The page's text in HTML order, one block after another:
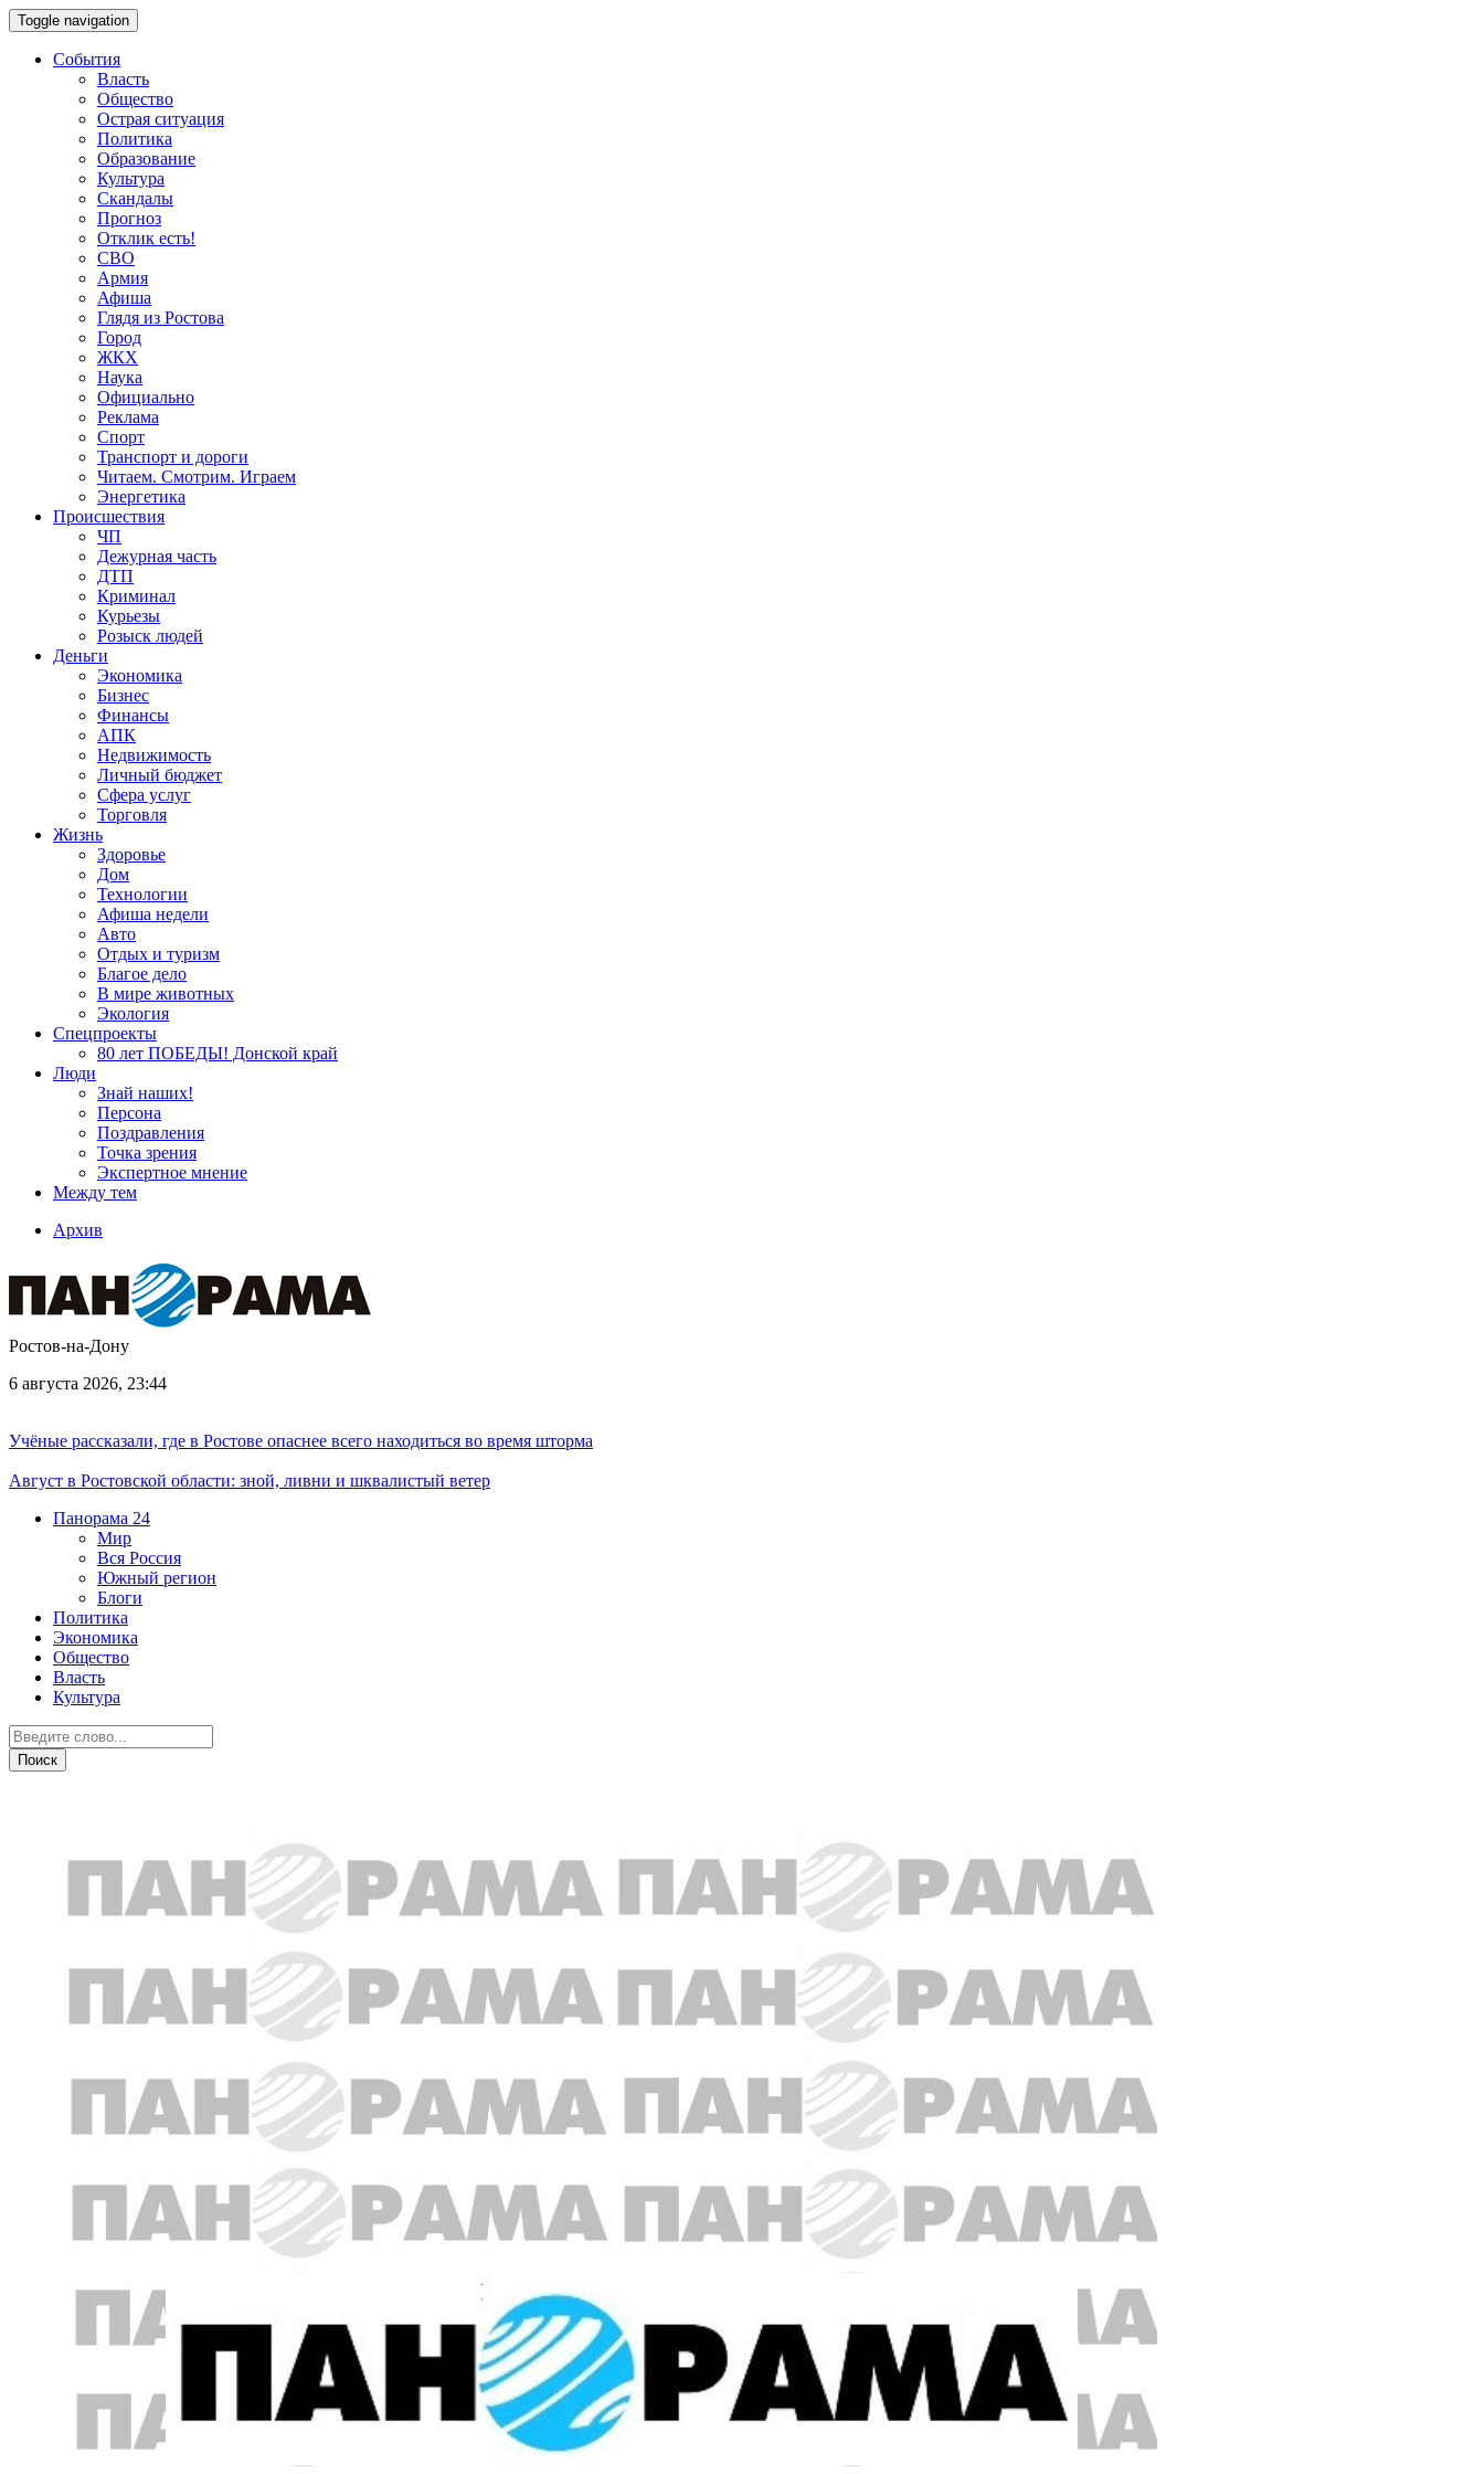
Toggle navigation
События
Власть
Общество
Острая ситуация
Политика
Образование
Культура
Скандалы
Прогноз
Отклик есть!
СВО
Армия
Афиша
Глядя из Ростова
Город
ЖКХ
Наука
Официально
Реклама
Спорт
Транспорт и дороги
Читаем. Смотрим. Играем
Энергетика
Происшествия
ЧП
Дежурная часть
ДТП
Криминал
Курьезы
Розыск людей
Деньги
Экономика
Бизнес
Финансы
АПК
Недвижимость
Личный бюджет
Сфера услуг
Торговля
Жизнь
Здоровье
Дом
Технологии
Афиша недели
Авто
Отдых и туризм
Благое дело
В мире животных
Экология
Спецпроекты
80 лет ПОБЕДЫ! Донской край
Люди
Знай наших!
Персона
Поздравления
Точка зрения
Экспертное мнение
Между тем
Архив
Ростов-на-Дону
6 августа 2026, 23:44
Учёные рассказали, где в Ростове опаснее всего находиться во время шторма
Август в Ростовской области: зной, ливни и шквалистый ветер
Панорама 24
Мир
Вся Россия
Южный регион
Блоги
Политика
Экономика
Общество
Власть
Культура